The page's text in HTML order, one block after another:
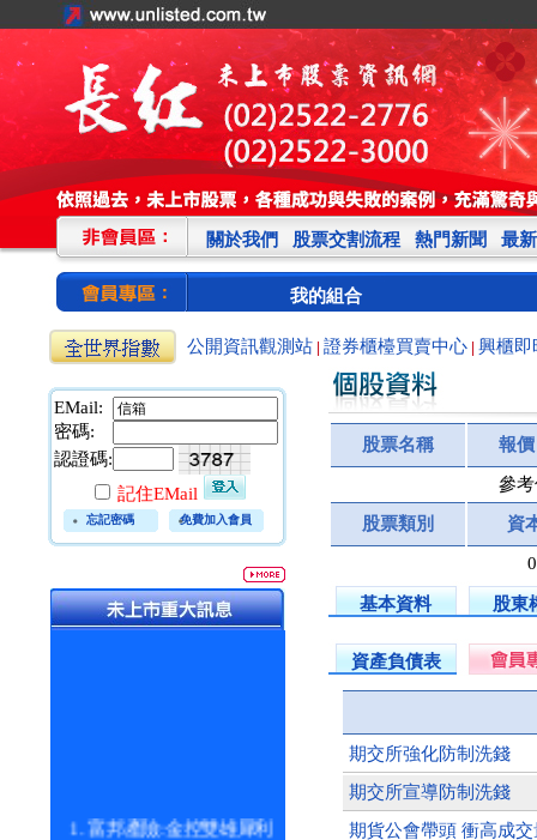
關於我們 股票交割流程 熱門新聞 最
我的組合
公開資訊觀測站 證券櫃檯買賣中心 興櫃即
EMail:
密碼:
認證碼:
記住EMail
忘記密碼 免費加入會員
富邦產險:金控雙雄犀利
股票名稱 報
參
股票類別 資
基本資料 股東
資產負債表
期交所強化防制洗錢
期交所宣導防制洗錢
期貨公會帶頭 衝高成交